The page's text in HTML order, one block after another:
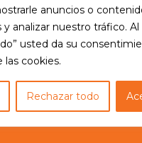
anuncios o
y analizar nuestro tráfico.
usted da su
las cookies.
Rechazar todo
nos!